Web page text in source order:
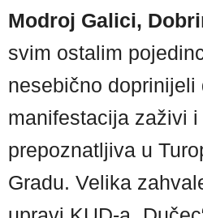
Modroj Galici,
svim ostalim
nesebično doprinijeli
manifestacija zaživi i
prepoznatljiva u
Gradu. Velika